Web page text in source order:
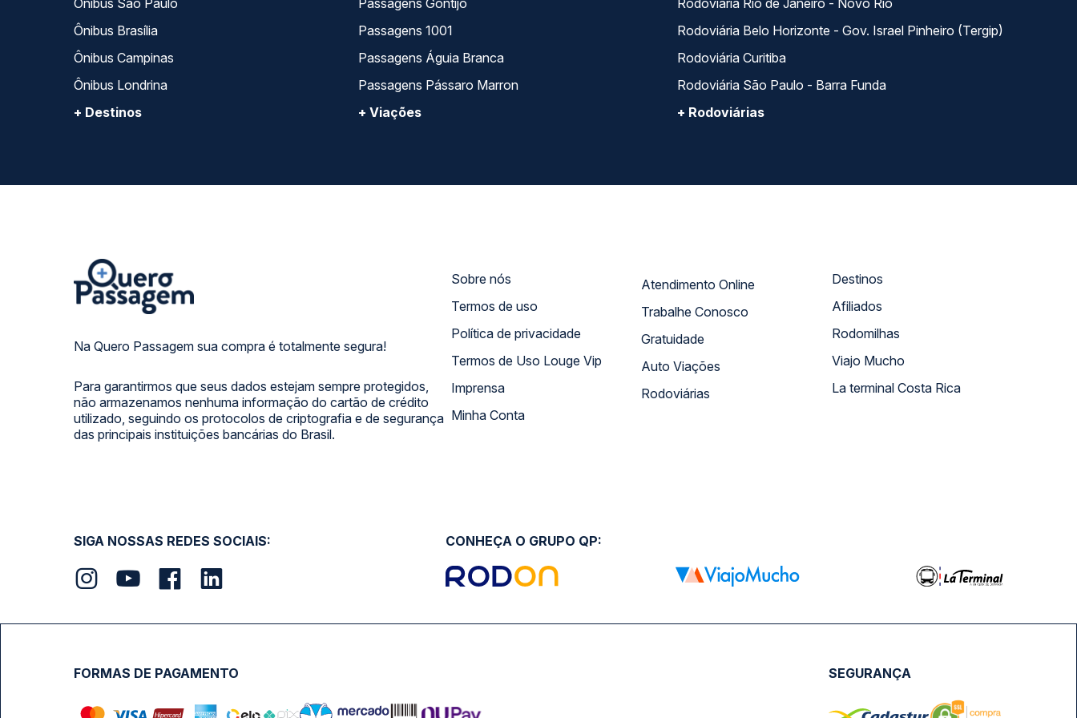
Ônibus São Paulo
Ônibus Brasília
Ônibus Campinas
Ônibus Londrina
+ Destinos
Passagens Gontijo
Passagens 1001
Passagens Águia Branca
Passagens Pássaro Marron
+ Viações
Rodoviária Rio de Janeiro - Novo Rio
Rodoviária Belo Horizonte - Gov. Israel Pinheiro (Tergip)
Rodoviária Curitiba
Rodoviária São Paulo - Barra Funda
+ Rodoviárias
Na Quero Passagem sua compra é totalmente segura!
Para garantirmos que seus dados estejam sempre protegidos,
não armazenamos nenhuma informação do cartão de crédito
utilizado, seguindo os protocolos de criptografia e de segurança
das principais instituições bancárias do Brasil.
Sobre nós
Termos de uso
Política de privacidade
Termos de Uso Louge Vip
Imprensa
Minha Conta
Atendimento Online
Trabalhe Conosco
Gratuidade
Auto Viações
Rodoviárias
Destinos
Afiliados
Rodomilhas
Viajo Mucho
La terminal Costa Rica
SIGA NOSSAS REDES SOCIAIS: CONHEÇA O GRUPO QP:
FORMAS DE PAGAMENTO SEGURANÇA